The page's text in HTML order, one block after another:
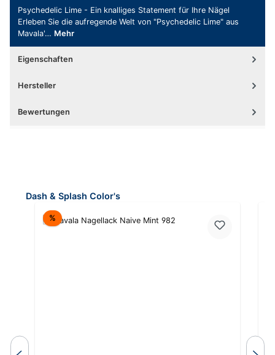
Psychedelic Lime - Ein knalliges Statement für Ihre Nägel
Erleben Sie die aufregende Welt von "Psychedelic Lime" aus
Mavala'… Mehr
Eigenschaften
Hersteller
Bewertungen
Produktgalerie überspringen
Dash & Splash Color's
%Rabatt